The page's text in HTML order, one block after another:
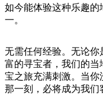
按
探
索
旅
规
具
如今能体验这种乐趣的
一。
无需任何经验。无论
富的寻宝者，我们的
宝之旅充满刺激。当
那一刻，必将成为我们